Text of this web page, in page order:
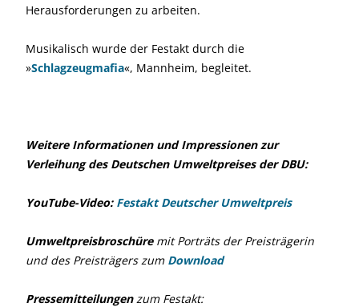
Herausforderungen zu arbeiten.
Musikalisch wurde der Festakt durch die
»Schlagzeugmafia«, Mannheim, begleitet.
Weitere Informationen und Impressionen zur
Verleihung des Deutschen Umweltpreises der DBU:
YouTube-Video: Festakt Deutscher Umweltpreis
Umweltpreisbroschüre mit Porträts der Preisträgerin
und des Preisträgers zum Download
Pressemitteilungenzum Festakt: